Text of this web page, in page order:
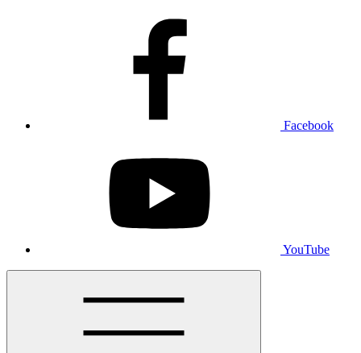
Facebook
YouTube